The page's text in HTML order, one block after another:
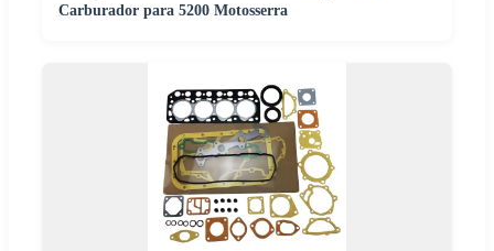
Carburador para 5200 Motosserra